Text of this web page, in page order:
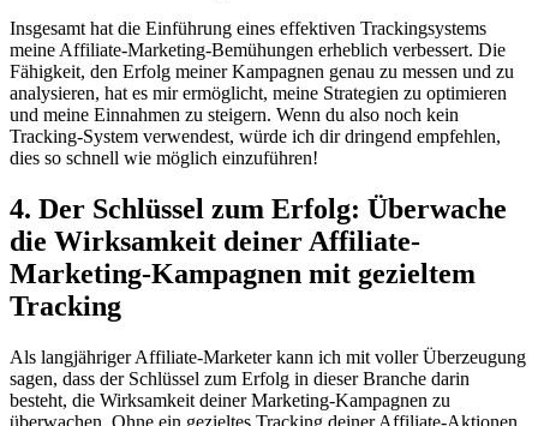
Insgesamt hat‍ die⁣ Einführung ⁣eines effektiven Trackingsystems
meine ⁢Affiliate-Marketing-Bemühungen erheblich verbessert. Die
Fähigkeit, den ‍Erfolg meiner​ Kampagnen genau ‍zu messen und zu
analysieren, hat es⁤ mir ⁣ermöglicht, meine Strategien⁢ zu optimieren⁢
und meine Einnahmen zu steigern. Wenn du⁣ also ⁢noch kein
⁤Tracking-System⁣ verwendest, würde ich dir dringend‌ empfehlen,
dies so⁣ schnell wie⁣ möglich einzuführen!
4. Der ⁣Schlüssel zum Erfolg: ⁣Überwache
die Wirksamkeit‍ deiner Affiliate-
Marketing-Kampagnen mit gezieltem
Tracking
Als langjähriger⁣ Affiliate-Marketer kann⁣ ich mit⁤ voller Überzeugung
sagen, dass ‍der⁤ Schlüssel⁢ zum Erfolg in dieser Branche ​darin
besteht, die Wirksamkeit deiner ‌Marketing-Kampagnen zu
überwachen.⁤ Ohne ein ⁣gezieltes Tracking deiner Affiliate-Aktionen ​